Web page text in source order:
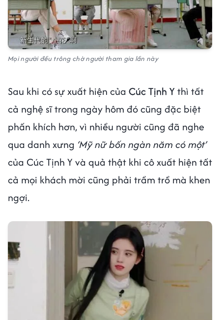
Mọi người đều trông chờ người tham gia lần này
Sau khi có sự xuất hiện của Cúc Tịnh Ythì tất
cả nghệ sĩ trong ngày hôm đó cũng đặc biệt
phấn khích hơn, vì nhiều người cũng đã nghe
qua danh xưng ‘Mỹ nữ bốn ngàn năm có một’
của Cúc Tịnh Y và quả thật khi cô xuất hiện tất
cả mọi khách mời cũng phải trầm trồ mà khen
ngợi.